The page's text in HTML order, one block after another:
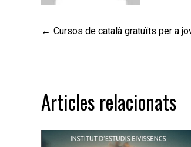
Navegació
Cursos de català gratuïts per a
Articles relacionats